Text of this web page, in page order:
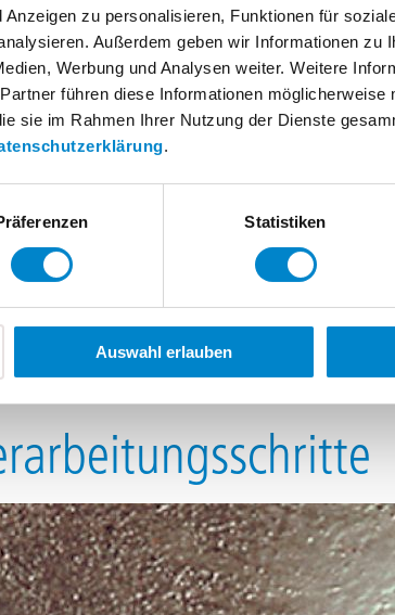
zu personalisieren, Funktionen für
Außerdem geben wir Informationen zu
Werbung und Analysen weiter. Weitere
führen diese Informationen möglicherweise
sie im Rahmen Ihrer Nutzung der Dienste
.
Statistiken
Auswahl erlauben
Selbstverständlich können Sie unsere
herunterladen. Über unseren
stellen
Datenträger oder als .dta bzw. .dtn – Dateien
ZUM